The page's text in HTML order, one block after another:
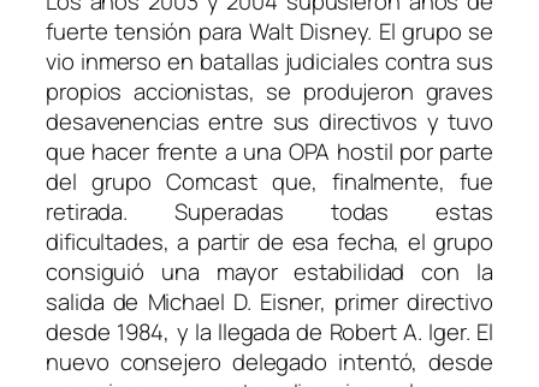
fuerte tensión para Walt Disney. El grupo se
vio inmerso en batallas judiciales contra sus
propios accionistas, se produjeron graves
desavenencias entre sus directivos y tuvo
que hacer frente a una OPA hostil por parte
del grupo Comcast que, finalmente, fue
retirada. Superadas todas estas
dificultades, a partir de esa fecha, el grupo
consiguió una mayor estabilidad con la
salida de Michael D. Eisner, primer directivo
desde 1984, y la llegada de Robert A. Iger. El
nuevo consejero delegado intentó, desde